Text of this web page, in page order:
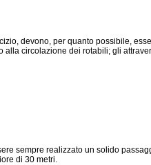
devono, per quanto possibile,
circolazione dei rotabili; gli
sempre realizzato un solido
di 30 metri.